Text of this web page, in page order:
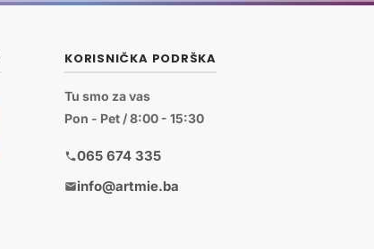
KORISNIČKA PODRŠKA
Tu smo za vas
Pon - Pet / 8:00 - 15:30
065 674 335
info@artmie.ba